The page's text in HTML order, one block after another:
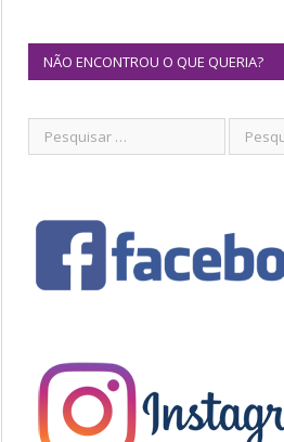
NÃO ENCONTROU O QUE QUERIA?